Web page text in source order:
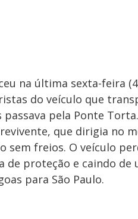
na última sexta-feira
do veículo que
pela Ponte Torta.
que dirigia no
sem freios. O veículo
de proteção e caindo
para São Paulo.